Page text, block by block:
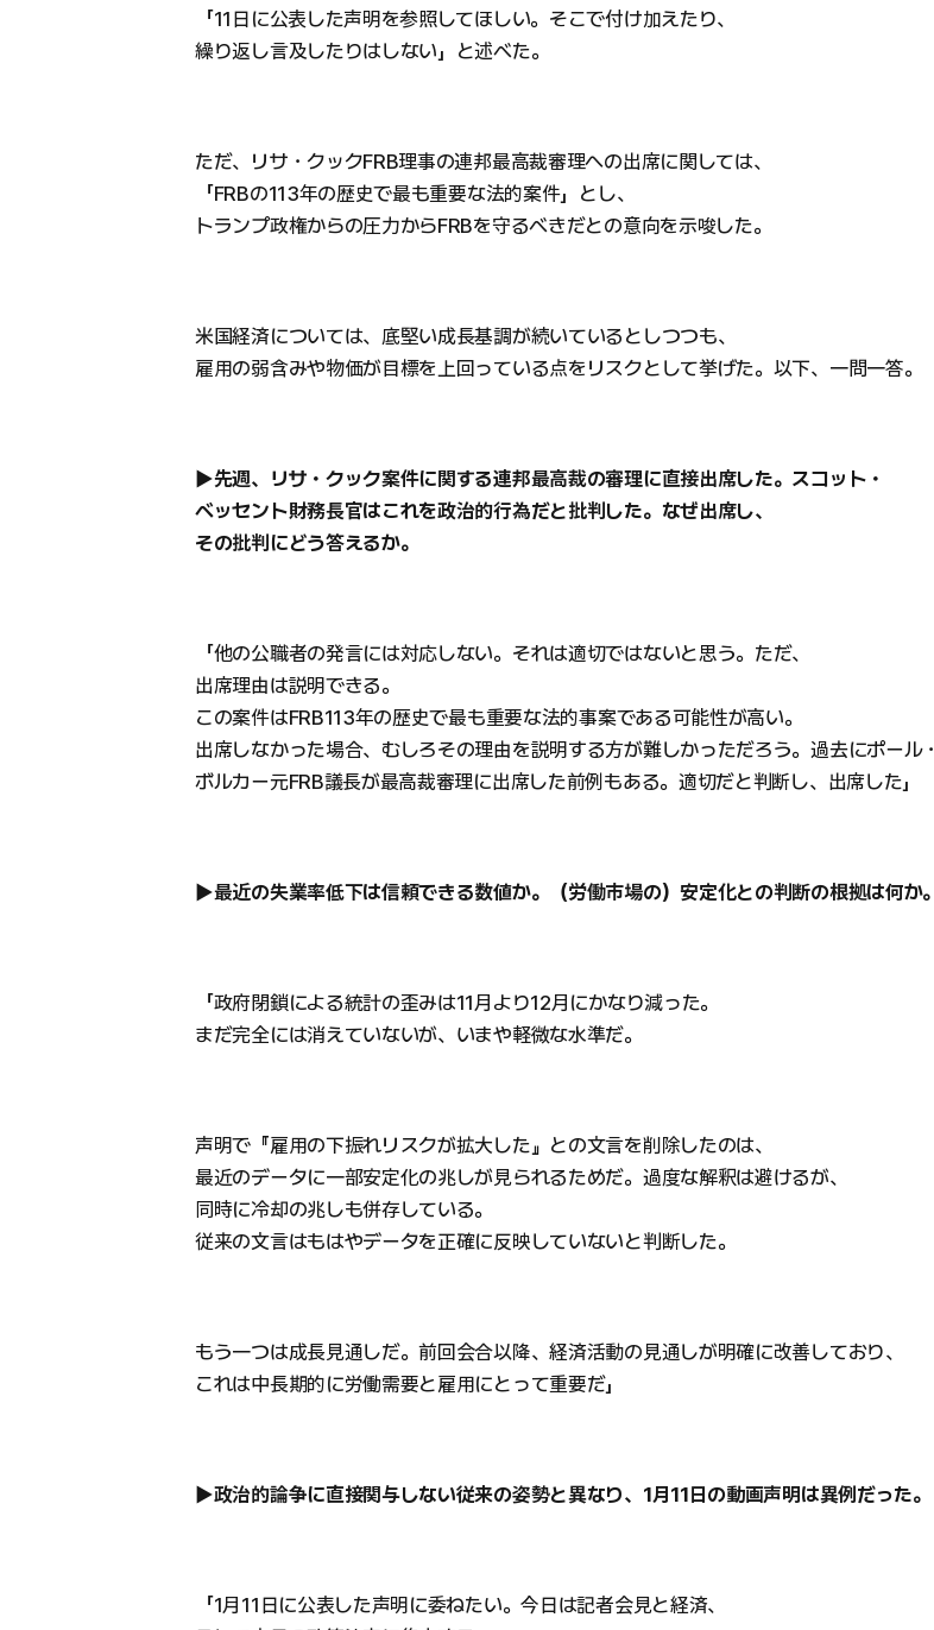
「11日に公表した声明を参照してほしい。そこで付け加えたり、
繰り返し言及したりはしない」と述べた。
ただ、リサ・クックFRB理事の連邦最高裁審理への出席に関しては、
「FRBの113年の歴史で最も重要な法的案件」とし、
トランプ政権からの圧力からFRBを守るべきだとの意向を示唆した。
米国経済については、底堅い成長基調が続いているとしつつも、
雇用の弱含みや物価が目標を上回っている点をリスクとして挙げた。以下、一問一答。
▶先週、リサ・クック案件に関する連邦最高裁の審理に直接出席した。スコット・
ベッセント財務長官はこれを政治的行為だと批判した。なぜ出席し、
その批判にどう答えるか。
「他の公職者の発言には対応しない。それは適切ではないと思う。ただ、
出席理由は説明できる。
この案件はFRB113年の歴史で最も重要な法的事案である可能性が高い。
出席しなかった場合、むしろその理由を説明する方が難しかっただろう。過去にポール・
ボルカー元FRB議長が最高裁審理に出席した前例もある。適切だと判断し、出席した」
▶最近の失業率低下は信頼できる数値か。（労働市場の）安定化との判断の根拠は何か。
「政府閉鎖による統計の歪みは11月より12月にかなり減った。
まだ完全には消えていないが、いまや軽微な水準だ。
声明で『雇用の下振れリスクが拡大した』との文言を削除したのは、
最近のデータに一部安定化の兆しが見られるためだ。過度な解釈は避けるが、
同時に冷却の兆しも併存している。
従来の文言はもはやデータを正確に反映していないと判断した。
もう一つは成長見通しだ。前回会合以降、経済活動の見通しが明確に改善しており、
これは中長期的に労働需要と雇用にとって重要だ」
▶政治的論争に直接関与しない従来の姿勢と異なり、1月11日の動画声明は異例だった。
「1月11日に公表した声明に委ねたい。今日は記者会見と経済、